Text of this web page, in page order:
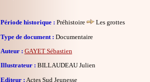
Période historique : Préhistoire
Les grottes
Type de document : Documentaire
Auteur : GAYET Sébastien
Illustrateur : BILLAUDEAU Julien
Editeur : Actes Sud Jeunesse